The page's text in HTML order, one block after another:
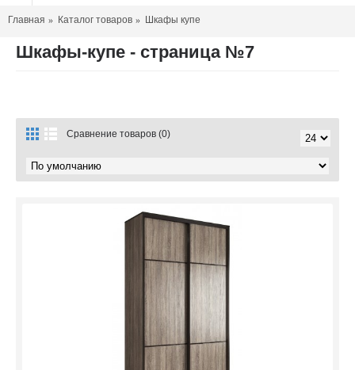
Главная Каталог товаров Шкафы купе
Шкафы-купе - страница №7
Сравнение товаров (0)